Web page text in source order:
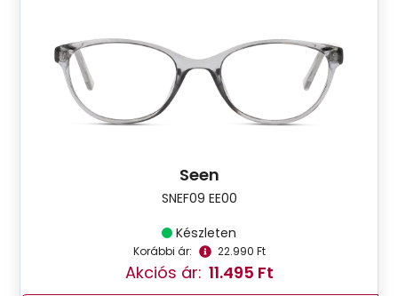
Seen
SNEF09 EE00
Készleten
Korábbi ár: 22.990 Ft
Akciós ár: 11.495 Ft